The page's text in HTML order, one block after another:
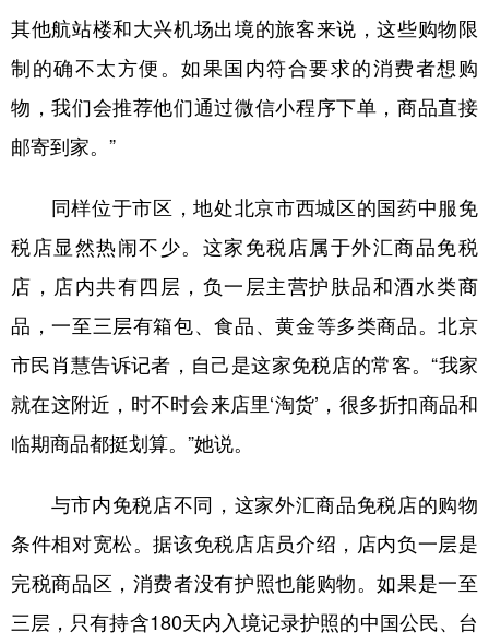
其他航站楼和大兴机场出境的旅客来说，这些购物限
制的确不太方便。如果国内符合要求的消费者想购
物，我们会推荐他们通过微信小程序下单，商品直接
邮寄到家。”
同样位于市区，地处北京市西城区的国药中服免
税店显然热闹不少。这家免税店属于外汇商品免税
店，店内共有四层，负一层主营护肤品和酒水类商
品，一至三层有箱包、食品、黄金等多类商品。北京
市民肖慧告诉记者，自己是这家免税店的常客。“我家
就在这附近，时不时会来店里‘淘货’，很多折扣商品和
临期商品都挺划算。”她说。
与市内免税店不同，这家外汇商品免税店的购物
条件相对宽松。据该免税店店员介绍，店内负一层是
完税商品区，消费者没有护照也能购物。如果是一至
三层，只有持含180天内入境记录护照的中国公民、台